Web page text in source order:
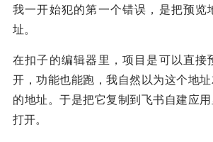
我一开始犯的第一个错误，是把预览
址。
在扣子的编辑器里，项目是可以直接
开，功能也能跑，我自然以为这个地
的地址。于是把它复制到飞书自建应用
打开。